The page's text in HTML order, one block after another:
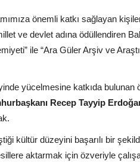
önemli katkı sağlayan
ve devlet adına ödüllendiren
ile “Ara Güler Arşiv ve
yücelmesine katkıda bulunan
Recep Tayyip
kültür düzeyini başarılı bir
aktarmak için özveriyle